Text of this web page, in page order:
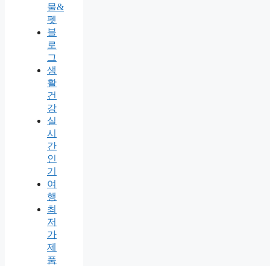
물&
펫
블
로
그
생
활
건
강
실
시
간
인
기
여
행
최
저
가
제
품